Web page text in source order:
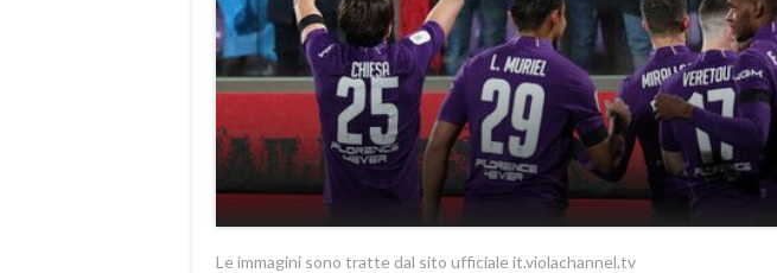
Le immagini sono tratte dal sito ufficiale it.violachannel.tv